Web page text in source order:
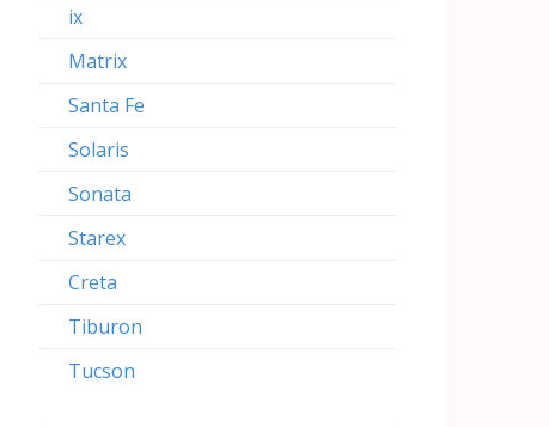
ix
Matrix
Santa Fe
Solaris
Sonata
Starex
Creta
Tiburon
Tucson